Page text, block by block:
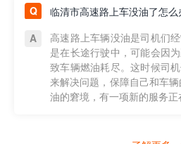
临清市高速路上车没油了怎么
高速路上车辆没油是司机们
是在长途行驶中，可能会因
致车辆燃油耗尽。这时候司
来解决问题，保障自己和车
油的窘境，有一项新的服务